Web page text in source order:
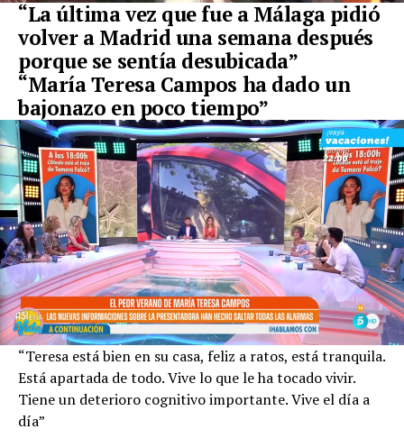
“La última vez que fue a Málaga pidió
volver a Madrid una semana después
porque se sentía desubicada”
“María Teresa Campos ha dado un
bajonazo en poco tiempo”
“Teresa está bien en su casa, feliz a ratos, está tranquila.
Está apartada de todo. Vive lo que le ha tocado vivir.
Tiene un deterioro cognitivo importante. Vive el día a
día”